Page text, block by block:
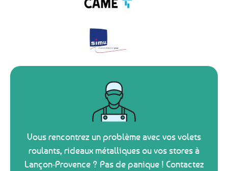
Vous rencontrez un problème avec vos volets
roulants, rideaux métalliques ou vos stores à
Lançon-Provence ? Pas de panique ! Contactez